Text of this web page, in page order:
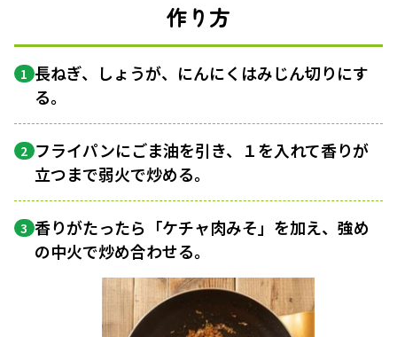
作り方
1 長ねぎ、しょうが、にんにくはみじん切りにす
る。
2 フライパンにごま油を引き、１を入れて香りが
立つまで弱火で炒める。
3 香りがたったら「ケチャ肉みそ」を加え、強め
の中火で炒め合わせる。